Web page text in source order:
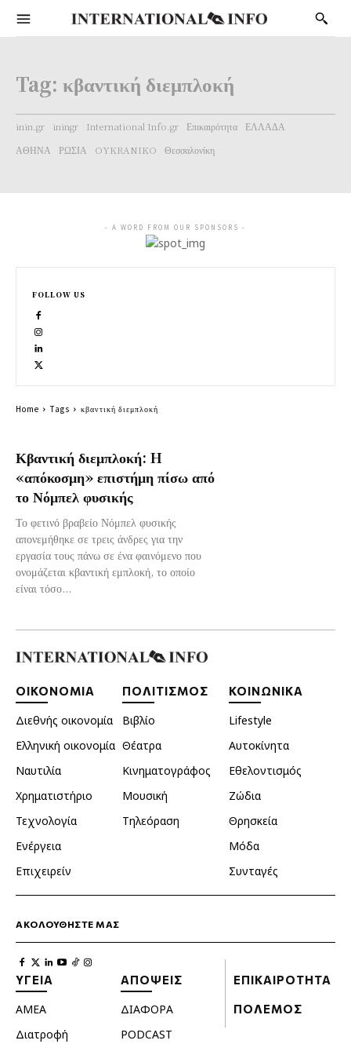
Tag: κβαντική διεμπλοκή
inin.gr iningr International Info.gr Επικαιρότητα
ΕΛΛΑΔΑ
ΑΘΗΝΑ
ΡΩΣΙΑ OYKRANIKO Θεσσαλονίκη
Κβαντική διεμπλοκή: H
«απόκοσμη» επιστήμη πίσω από
το Νόμπελ φυσικής
Το φετινό βραβείο Νόμπελ φυσικής
απονεμήθηκε σε τρεις άνδρες για την
εργασία τους πάνω σε ένα φαινόμενο που
ονομάζεται κβαντική εμπλοκή, το οποίο
είναι τόσο...
- A WORD FROM OUR SPONSORS -
FOLLOW US
Home Tags κβαντική διεμπλοκή
ΟΙΚΟΝΟΜΙΑ
Διεθνής οικονομία
Ελληνική οικονομία
Ναυτιλία
Χρηματιστήριο
Τεχνολογία
Ενέργεια
Επιχειρείν
ΠΟΛΙΤΙΣΜΟΣ
Βιβλίο
Θέατρα
Κινηματογράφος
Μουσική
Τηλεόραση
ΚΟΙΝΩΝΙΚΑ
Lifestyle
Αυτοκίνητα
Εθελοντισμός
Ζώδια
Θρησκεία
Μόδα
Συνταγές
ΑΚΟΛΟΥΘΗΣΤΕ ΜΑΣ
ΥΓΕΙΑ
ΑΜΕΑ
Διατροφή
ΑΠΟΨΕΙΣ
ΔΙΑΦΟΡΑ
PODCAST
ΕΠΙΚΑΙΡΟΤΗΤΑ
ΠΟΛΕΜΟΣ